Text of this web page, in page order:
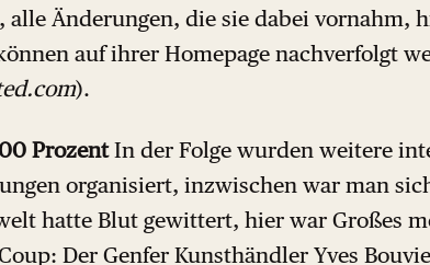
alle Änderungen, die sie dabei vornahm,
auf ihrer Homepage nachverfolgt
).
ProzentIn der Folge wurden weitere
organisiert, inzwischen war man
hatte Blut gewittert, hier war Großes
Der Genfer Kunsthändler Yves